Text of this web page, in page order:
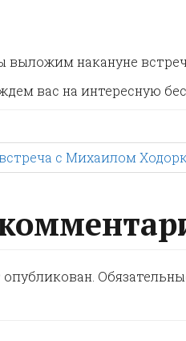
выложим накануне
вас на интересную
с Михаилом